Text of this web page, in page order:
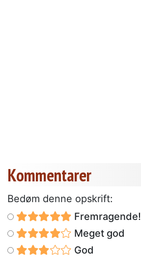
Kommentarer
Bedøm denne opskrift:
Fremragende!
Meget god
God